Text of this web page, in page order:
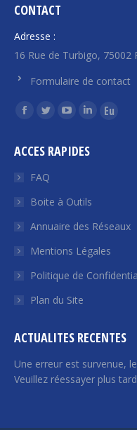
CONTACT
Adresse :
16 Rue de Turbigo, 75002
Formulaire de contact
Trouvez nous sur :
La
Facebook
s'ouvre
une
nouvelle
fenêtre
La
Twitter
s'ouvre
une
nouvelle
fenêtre
La
YouTube
une
nouvelle
fenêtre
La
LinkedIn
une
nouvelle
fenêtre
La
fenêtre
ACCES RAPIDES
FAQ
Boite à Outils
Annuaire des Réseaux
Mentions Légales
Politique de
Plan du Site
ACTUALITES RECENTES
Une erreur est survenue,
Veuillez réessayer plus